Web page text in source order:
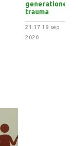
generationens
trauma
21:17 19 sep
2020